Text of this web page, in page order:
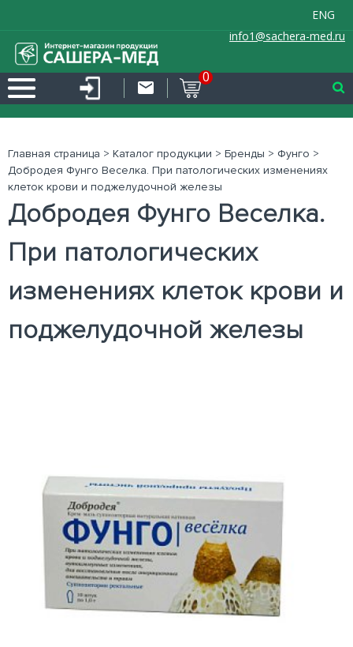
ENG
info1@sachera-med.ru
0
Главная страница > Каталог продукции > Бренды > Фунго >
Добродея Фунго Веселка. При патологических изменениях
клеток крови и поджелудочной железы
Добродея Фунго Веселка.
При патологических
изменениях клеток крови и
поджелудочной железы